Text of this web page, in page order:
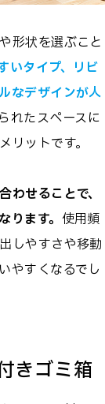
形状を選ぶこと
いタイプ、リビ
なデザインが人
れたスペースに
リットです。
せることで、
ます。 使用頻
しやすさや移動
やすくなるでし
きゴミ箱